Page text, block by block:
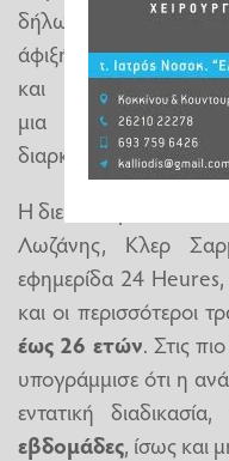
δήλωσε ότι
οκτώ
άφιξή τους. Τώρα
και
μια
μακρά και
διαρκέσει αρκετές
Η διευθύντρια του
Λωζάνης, Κλερ
εφημερίδα 24
και οι περισσότεροι
έως 26 ετών. Στις
υπογράμμισε ότι η
εντατική
εβδομάδες, ίσως και